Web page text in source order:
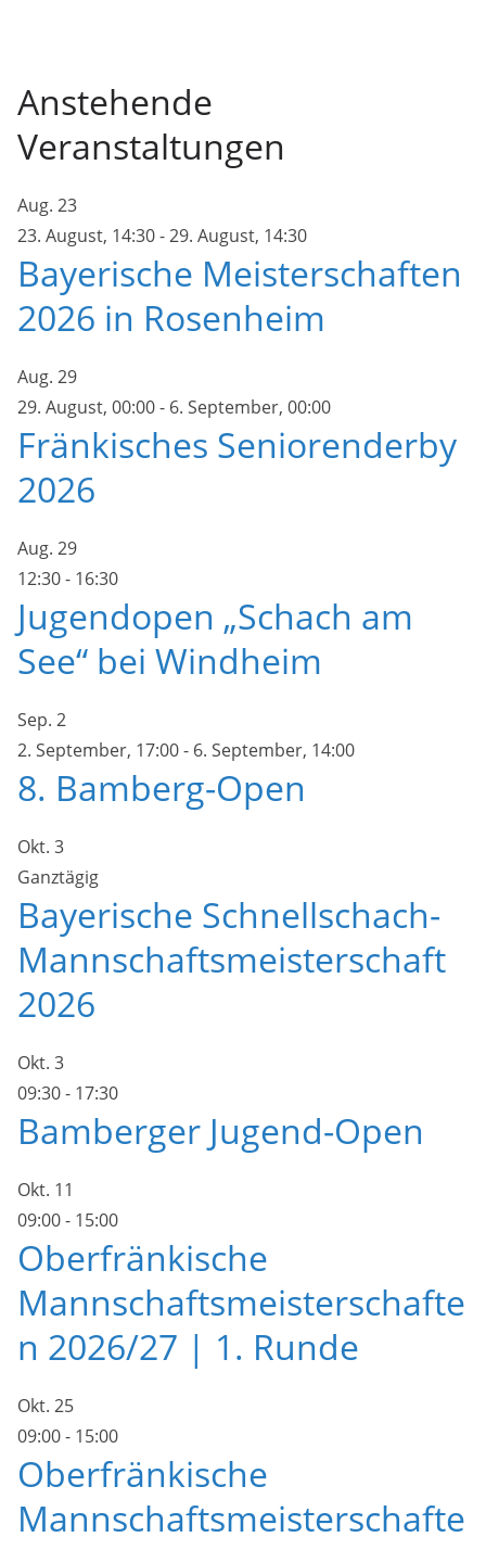
Anstehende
Veranstaltungen
Aug. 23
23. August, 14:30-29. August, 14:30
Bayerische Meisterschaften
2026 in Rosenheim
Aug. 29
29. August, 00:00- 6. September, 00:00
Fränkisches Seniorenderby
2026
Aug. 29
12:30- 16:30
Jugendopen „Schach am
See“ bei Windheim
Sep. 2
2. September, 17:00- 6. September, 14:00
8. Bamberg-Open
Okt. 3
Ganztägig
Bayerische Schnellschach-
Mannschaftsmeisterschaft
2026
Okt. 3
09:30- 17:30
Bamberger Jugend-Open
Okt. 11
09:00- 15:00
Oberfränkische
Mannschaftsmeisterschafte
n 2026/27 | 1. Runde
Okt. 25
09:00- 15:00
Oberfränkische
Mannschaftsmeisterschafte